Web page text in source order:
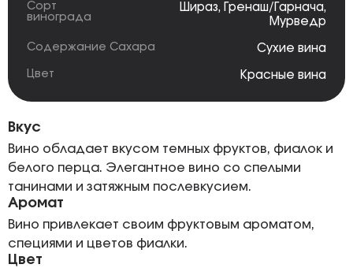
Сорт
винограда
Шираз, Гренаш/Гарнача,
Мурведр
Содержание Сахара Сухие вина
Цвет Красные вина
Вкус
Вино обладает вкусом темных фруктов, фиалок и
белого перца. Элегантное вино со спелыми
танинами и затяжным послевкусием.
Аромат
Вино привлекает своим фруктовым ароматом,
специями и цветов фиалки.
Цвет